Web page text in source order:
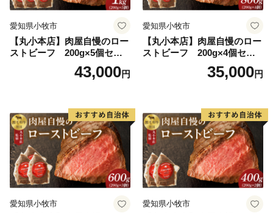
愛知県小牧市
【丸小本店】肉屋自慢のロー
ストビーフ 200g×5個セッ
43,000円
愛知県小牧市
【丸小本店】肉屋自慢のロー
ストビーフ 200g×4個セッ
35,000円
愛知県小牧市 愛知県小牧市